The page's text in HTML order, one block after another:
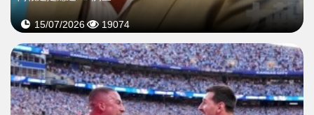
15/07/2026 19074